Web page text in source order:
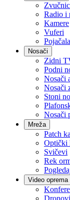
Radio i
Kamere
Vuferi
Pojačala
Nosači
Zidni
Podni
Nosači
Nosači
Stoni
Nosači
Mreža
Patch
Optički
Svičevi
Rek
Video oprema
Dronovi